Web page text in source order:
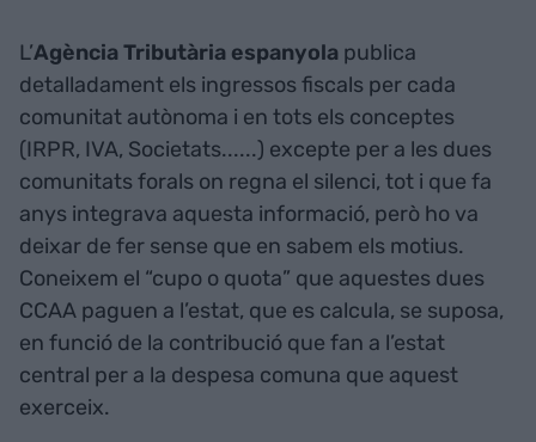
L’Agència Tributària espanyola publica
detalladament els ingressos fiscals per cada
comunitat autònoma i en tots els conceptes
(IRPR, IVA, Societats......) excepte per a les dues
comunitats forals on regna el silenci, tot i que fa
anys integrava aquesta informació, però ho va
deixar de fer sense que en sabem els motius.
Coneixem el “cupo o quota” que aquestes dues
CCAA paguen a l’estat, que es calcula, se suposa,
en funció de la contribució que fan a l’estat
central per a la despesa comuna que aquest
exerceix.